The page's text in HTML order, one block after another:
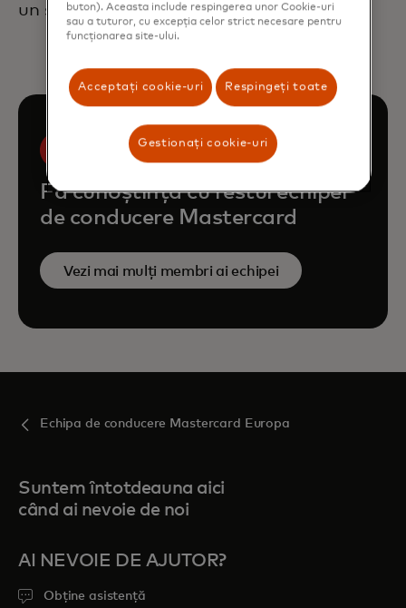
un seminar de strategie.
Fă cunoștință cu restul echipei
de conducere Mastercard
Vezi mai mulți membri ai echipei
Echipa de conducere Mastercard Europa
Suntem întotdeauna aici
când ai nevoie de noi
AI NEVOIE DE AJUTOR?
Obține asistență
buton). Aceasta include respingerea unor Cookie-uri
sau a tuturor, cu excepția celor strict necesare pentru
funcționarea site-ului.
Acceptați cookie-uri Respingeți toate
Gestionați cookie-uri